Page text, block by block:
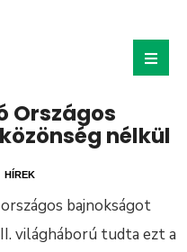
Országos
nélkül
HÍREK
bajnokságot
világháború tudta ezt a